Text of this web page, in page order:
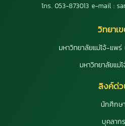
โทร. 053-873013 e-mail :
วิทยาเ
มหาวิทยาลัยแม่โจ้-แพร่
มหาวิทยาลัยแม่
ลิงค์ด่
นักศึกษ
บุคลากร